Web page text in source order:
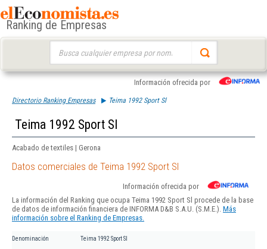
Ranking de Empresas
Información ofrecida por
Directorio Ranking Empresas Teima 1992 Sport Sl
Teima 1992 Sport Sl
Acabado de textiles | Gerona
Datos comerciales de Teima 1992 Sport Sl
Información ofrecida por
La información del Ranking que ocupa Teima 1992 Sport Sl procede de la base
de datos de información financiera de INFORMA D&B S.A.U. (S.M.E.). Más
información sobre el Ranking de Empresas.
Denominación Teima 1992 Sport Sl